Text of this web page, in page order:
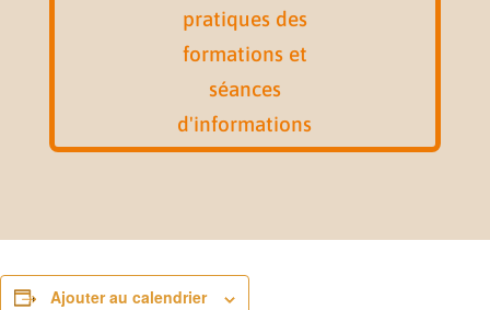
pratiques des
formations et
séances
d'informations
Ajouter au calendrier